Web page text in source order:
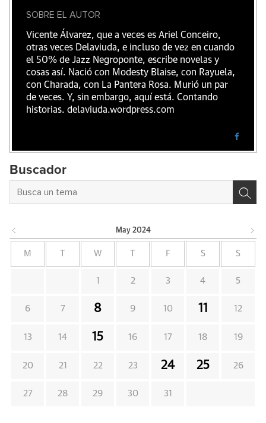
SOBRE EL AUTOR
Vicente Álvarez, que a veces es Ariel Conceiro,
otras veces Delaviuda, e incluso de vez en cuando
el 50% de Jazz Negroponte, escribe novelas y
cosas así. Nació con Modesty Blaise, con Rayuela,
con Charada, con La Pantera Rosa. Murió un par
de veces. Y, sin embargo, aquí está. Contando
historias. delaviuda.wordpress.com
Buscador
May 2024
M W F S S
1 2 3 4 5
6 7 8 9 10 11 12
13 14 15 16 17 18 19
20 21 22 23 24 25 26
27 28 29 30 31